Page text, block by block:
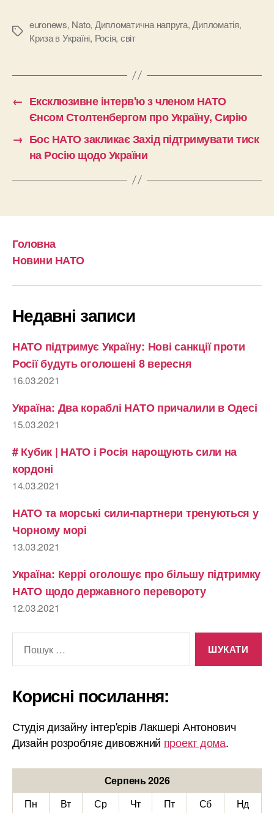
Позначки
euronews, Nato, Дипломатична напруга, Дипломатія,
Криза в Україні, Росія, світ
← Ексклюзивне інтерв'ю з членом НАТО
Єнсом Столтенбергом про Україну, Сирію
→ Бос НАТО закликає Захід підтримувати тиск
на Росію щодо України
Головна
Новини НАТО
Недавні записи
НАТО підтримує Україну: Нові санкції проти
Росії будуть оголошені 8 вересня
16.03.2021
Україна: Два кораблі НАТО причалили в Одесі
15.03.2021
# Кубик | НАТО і Росія нарощують сили на
кордоні
14.03.2021
НАТО та морські сили-партнери тренуються у
Чорному морі
13.03.2021
Україна: Керрі оголошує про більшу підтримку
НАТО щодо державного перевороту
12.03.2021
Корисні посилання:
Студія дизайну інтер'єрів Лакшері Антонович
Дизайн розробляє дивовжний проект дома.
Серпень 2026
Пн
Вт Ср Чт Пт Сб Нд